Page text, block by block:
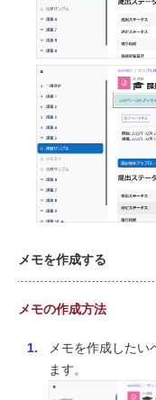
メモを作成する
メモの作成方法
メモを作成したい
ます。